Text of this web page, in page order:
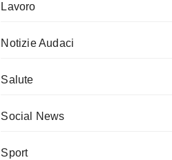
Lavoro
Notizie Audaci
Salute
Social News
Sport